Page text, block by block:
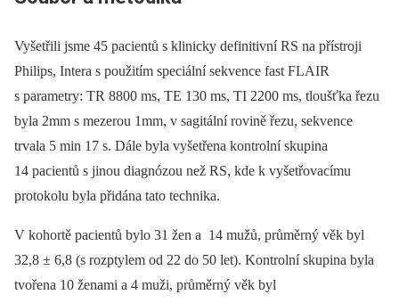
Vyšetřili jsme 45 pacientů s klinicky definitivní RS na přístroji
Philips, Intera s použitím speciální sekvence fast FLAIR
s parametry: TR 8800 ms, TE 130 ms, TI 2200 ms, tloušťka řezu
byla 2mm s mezerou 1mm, v sagitální rovině řezu, sekvence
trvala 5 min 17 s. Dále byla vyšetřena kontrolní skupina
14 pacientů s jinou diagnózou než RS, kde k vyšetřovacímu
protokolu byla přidána tato technika.
V kohortě pacientů bylo 31 žen a 14 mužů, průměrný věk byl
32,8 ± 6,8 (s rozptylem od 22 do 50 let). Kontrolní skupina byla
tvořena 10 ženami a 4 muži, průměrný věk byl